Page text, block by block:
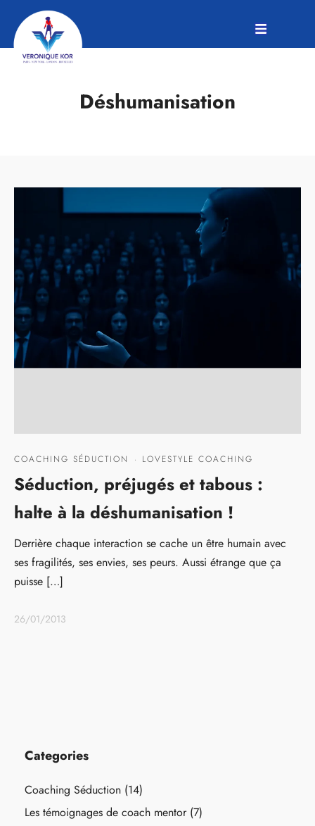
Déshumanisation
COACHING SÉDUCTION · LOVESTYLE COACHING
Séduction, préjugés et tabous :
halte à la déshumanisation !
Derrière chaque interaction se cache un être humain avec
ses fragilités, ses envies, ses peurs. Aussi étrange que ça
puisse […]
26/01/2013
Categories
Coaching Séduction (14)
Les témoignages de coach mentor(7)